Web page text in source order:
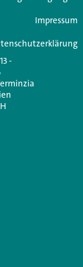
-
Impressum